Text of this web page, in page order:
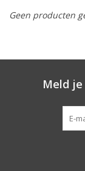
OUTDOOR
SALE
Geen producten
Meld